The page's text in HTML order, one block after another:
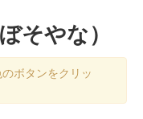
そやな）
ボタンをクリッ